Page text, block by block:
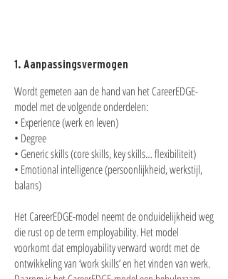
1. Aanpassingsvermogen
Wordt gemeten aan de hand van het CareerEDGE-
model met de volgende onderdelen:
• Experience (werk en leven)
• Degree
• Generic skills (core skills, key skills… flexibiliteit)
• Emotional intelligence (persoonlijkheid, werkstijl,
balans)
Het CareerEDGE-model neemt de onduidelijkheid weg
die rust op de term employability. Het model
voorkomt dat employability verward wordt met de
ontwikkeling van ‘work skills’ en het vinden van werk.